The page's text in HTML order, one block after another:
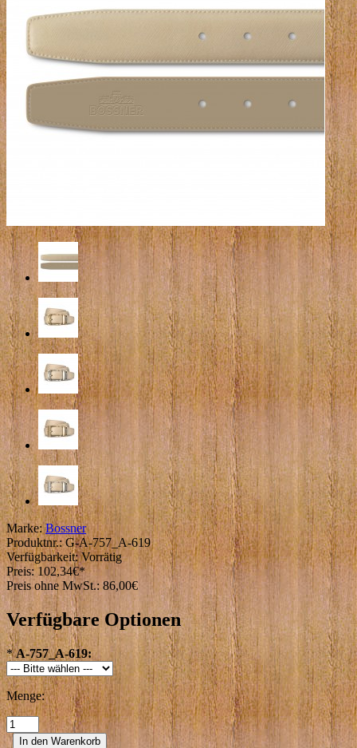
Marke: Bossner
Produktnr.:G-A-757_A-619
Verfügbarkeit:Vorrätig
Preis:102,34€*
Preis ohne MwSt.: 86,00€
Verfügbare Optionen
* A-757_A-619:
Menge: